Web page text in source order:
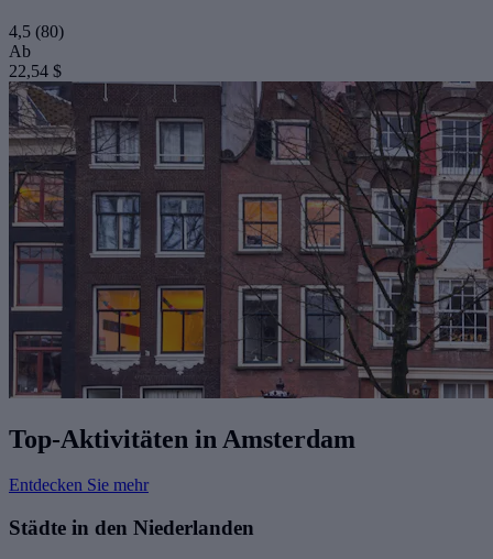
4,5 (80)
Ab
22,54 $
Top-Aktivitäten in Amsterdam
Entdecken Sie mehr
Städte in den Niederlanden